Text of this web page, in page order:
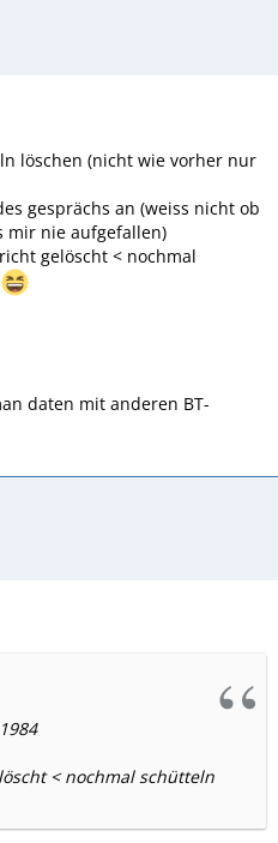
löschen (nicht wie vorher nur
gesprächs an (weiss nicht ob
mir nie aufgefallen)
gelöscht < nochmal
daten mit anderen BT-
< nochmal schütteln